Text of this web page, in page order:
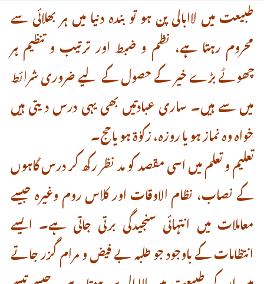
طبیعت میں لاابالی پن ہو تو بندہ دنیا‌ میں ہر بھلائی سے
محروم رہتا ہے، نظم و ضبط اور ترتیب و تنظیم ہر
چھوٹے بڑے خیر کے حصول کے لیے ضروری شرائط
میں سے ہیں۔ ساری عبادتیں بھی یہی درس دیتی ہیں
خواہ وہ نماز ہو یا روزہ، زکوٰۃ ہو یا حج۔
تعلیم و تعلم میں اسی مقصد کو مد نظر رکھ کر درس گاہوں
کے نصاب، نظام الاوقات اور کلاس روم وغیرہ جیسے
معاملات میں انتہائی سنجیدگی برتی جاتی ہے۔ ایسے
انتظامات کے باوجود جو طلبہ بے فیض و مرام گزر جاتے